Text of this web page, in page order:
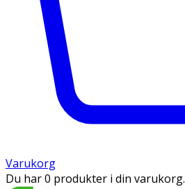
Varukorg
Du har 0 produkter i din varukorg.